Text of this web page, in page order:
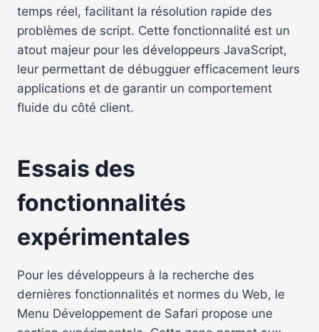
temps réel, facilitant la résolution rapide des
problèmes de script. Cette fonctionnalité est un
atout majeur pour les développeurs JavaScript,
leur permettant de débugguer efficacement leurs
applications et de garantir un comportement
fluide du côté client.
Essais des
fonctionnalités
expérimentales
Pour les développeurs à la recherche des
dernières fonctionnalités et normes du Web, le
Menu Développement de Safari propose une